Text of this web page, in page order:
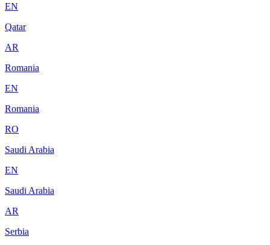
EN
Qatar
AR
Romania
EN
Romania
RO
Saudi Arabia
EN
Saudi Arabia
AR
Serbia